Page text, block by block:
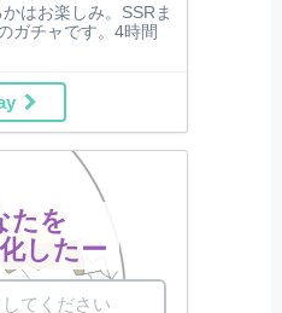
はお楽しみ。SSRま
ガチャです。4時間
たを
したー